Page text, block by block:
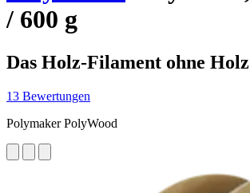
/ 600 g
Das Holz-Filament ohne Holz
13 Bewertungen
Polymaker PolyWood